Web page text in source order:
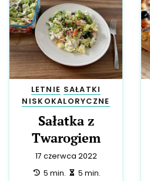
LETNIE SAŁATKI
NISKOKALORYCZNE
Sałatka z
Twarogiem
17 czerwca 2022
przygotowanie:
5 min. zrobienie:
5 min.